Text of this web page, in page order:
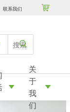
联系我们 
关
于
我
们